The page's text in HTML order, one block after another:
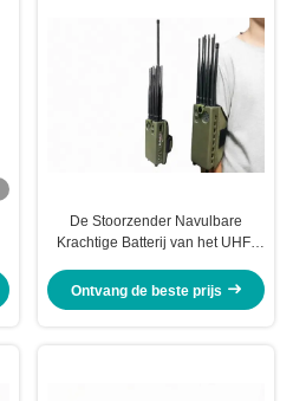
De Stoorzender Navulbare
Krachtige Batterij van het UHF-
openlucht
Ontvang de beste prijs